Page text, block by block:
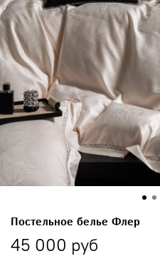
Постельное белье Флер
45 000 руб